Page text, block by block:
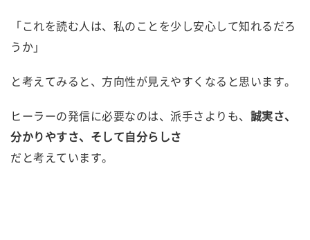
「これを読む人は、私のことを少し安心して知れるだろ
うか」
と考えてみると、方向性が見えやすくなると思います。
ヒーラーの発信に必要なのは、派手さよりも、 誠実さ、
分かりやすさ、そして自分らしさ
だと考えています。